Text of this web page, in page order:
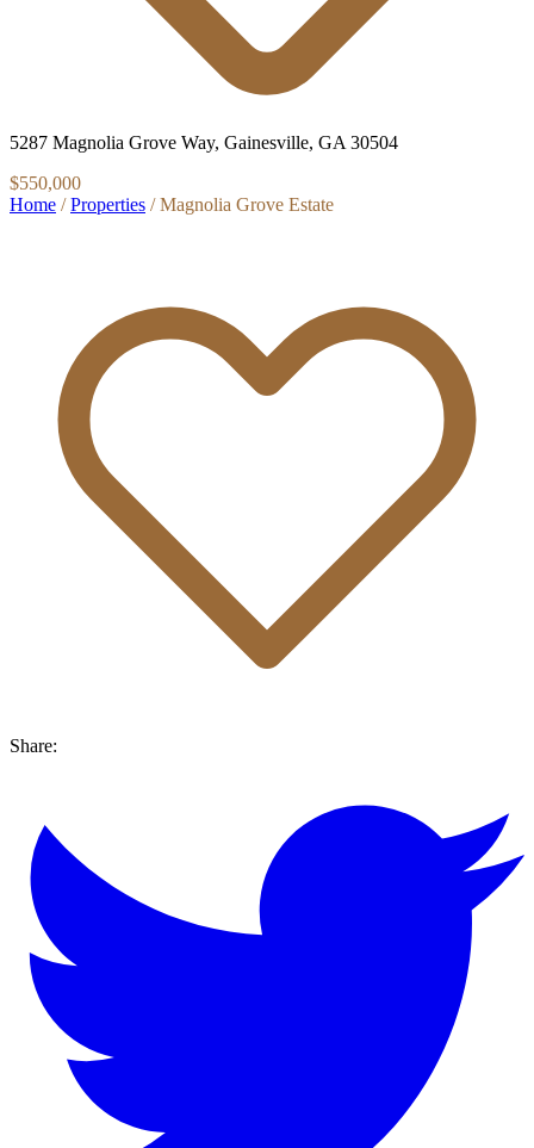
5287 Magnolia Grove Way, Gainesville, GA 30504
$550,000
Home / Properties / Magnolia Grove Estate
Share: